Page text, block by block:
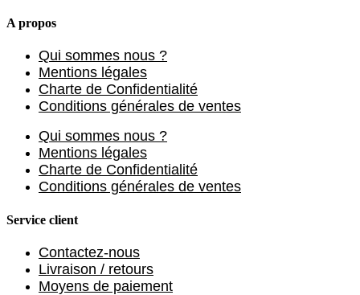
A propos
Qui sommes nous ?
Mentions légales
Charte de Confidentialité
Conditions générales de ventes
Qui sommes nous ?
Mentions légales
Charte de Confidentialité
Conditions générales de ventes
Service client
Contactez-nous
Livraison / retours
Moyens de paiement